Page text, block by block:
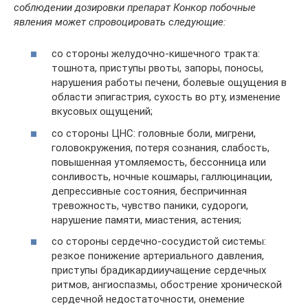
соблюдении дозировки препарат Конкор побочные
явления может спровоцировать следующие:
со стороны желудочно-кишечного тракта:
тошнота, приступы рвоты, запоры, поносы,
нарушения работы печени, болевые ощущения в
области эпигастрия, сухость во рту, изменение
вкусовых ощущений;
со стороны ЦНС: головные боли, мигрени,
головокружения, потеря сознания, слабость,
повышенная утомляемость, бессонница или
сонливость, ночные кошмары, галлюцинации,
депрессивные состояния, беспричинная
тревожность, чувство паники, судороги,
нарушение памяти, миастения, астения;
со стороны сердечно-сосудистой системы:
резкое понижение артериального давления,
приступы брадикардииучащение сердечных
ритмов, ангиоспазмы, обострение хронической
сердечной недостаточности, онемение